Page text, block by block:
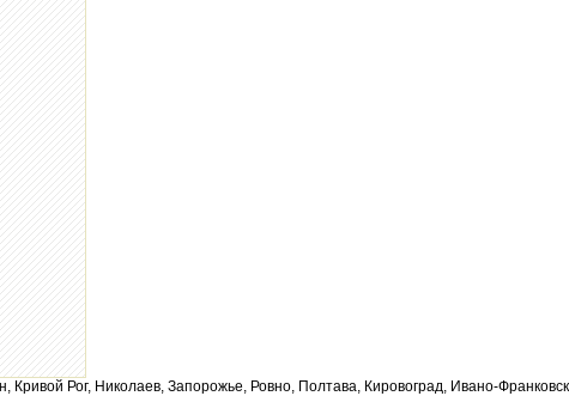
Кривой Рог, Николаев, Запорожье, Ровно, Полтава, Кировоград, Ивано-